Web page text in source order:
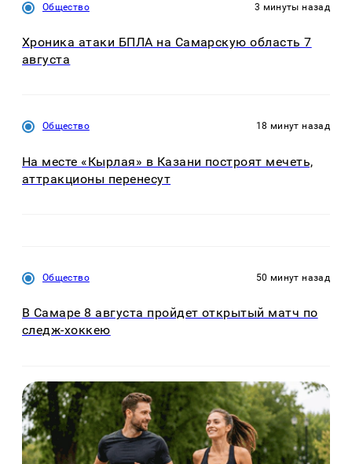
Общество 3 минуты назад
Хроника атаки БПЛА на Самарскую область 7
августа
Общество 18 минут назад
На месте «Кырлая» в Казани построят мечеть,
аттракционы перенесут
Общество 50 минут назад
В Самаре 8 августа пройдет открытый матч по
следж-хоккею